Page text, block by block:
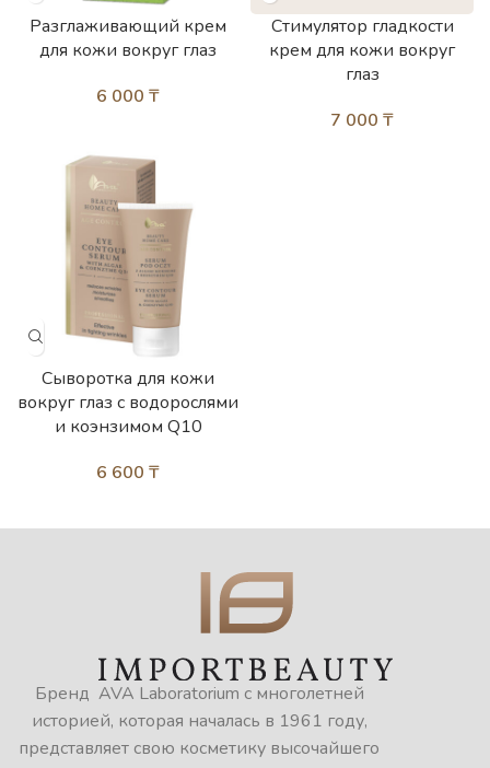
Разглаживающий крем
для кожи вокруг глаз
6 000 ₸
Стимулятор гладкости
крем для кожи вокруг
глаз
7 000 ₸
Сыворотка для кожи
вокруг глаз с водорослями
и коэнзимом Q10
6 600 ₸
Бренд AVA Laboratorium с многолетней
историей, которая началась в 1961 году,
представляет свою косметику высочайшего